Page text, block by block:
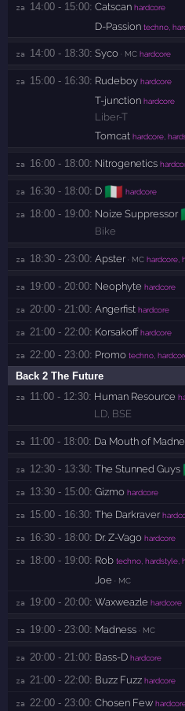
za 14:00 - 15:00: Catscan hardcore
D-Passion techno,
za 14:00 - 18:30: Syco · MC hardcore
za 15:00 - 16:30: Rudeboy hardcore
T-junction hardcore
Liber-T
Tomcat hardcore,
za 16:00 - 18:00: Nitrogenetics
za 16:30 - 18:00: D 🇮🇹 hardcore
za 18:00 - 19:00: Noize Suppressor
Bike
za 18:30 - 23:00: Apster· MC hardcore,
za 19:00 - 20:00: Neophyte hardcore
za 20:00 - 21:00: Angerfist hardcore
za 21:00 - 22:00: Korsakoff hardcore
za 22:00 - 23:00: Promo techno,
Back 2 The Future
za 11:00 - 12:30: Human Resource
LD BSE
za 11:00 - 18:00: Da Mouth of
za 12:30 - 13:30: The Stunned Guys
za 13:30 - 15:00: Gizmo hardcore
za 15:00 - 16:30: The Darkraver
za 16:30 - 18:00: Dr. Z-Vago hardcore
za 18:00 - 19:00: Rob techno, hardstyle,
Joe · MC
za 19:00 - 20:00: Waxweazle hardcore
za 19:00 - 23:00: Madness · MC
za 20:00 - 21:00: Bass-D hardcore
za 21:00 - 22:00: Buzz Fuzz hardcore
za 22:00 - 23:00: Chosen Few